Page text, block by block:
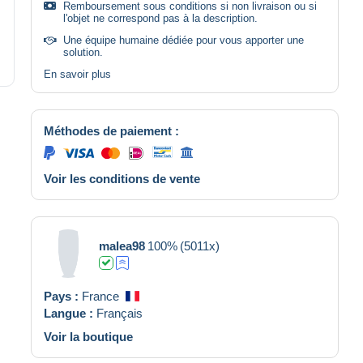
Remboursement sous conditions si non livraison ou si
l'objet ne correspond pas à la description.
Une équipe humaine dédiée pour vous apporter une
solution.
En savoir plus
Méthodes de paiement :
Voir les conditions de vente
malea98 100% (5011x)
Pays : France
Langue : Français
Voir la boutique